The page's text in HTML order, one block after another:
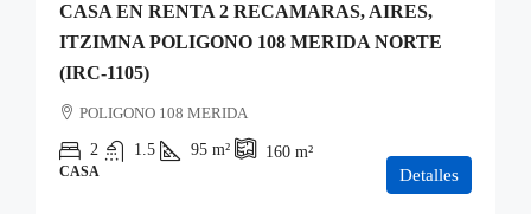
CASA EN RENTA 2 RECAMARAS, AIRES,
ITZIMNA POLIGONO 108 MERIDA NORTE
(IRC-1105)
POLIGONO 108 MERIDA
2 1.5 95 m² 160 m²
CASA Detalles